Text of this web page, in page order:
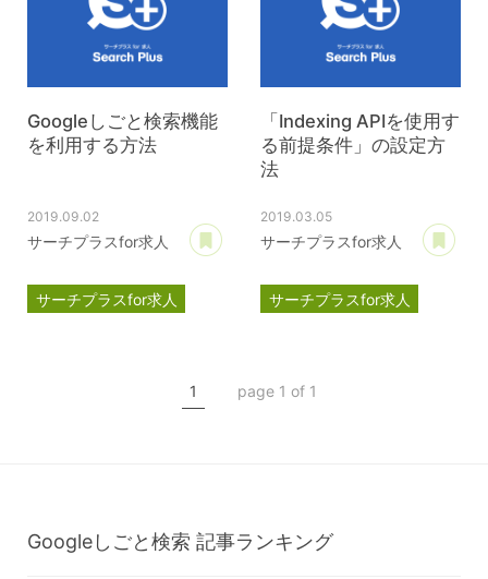
Googleしごと検索機能
を利用する方法
2019.09.02
サーチプラスfor求人
あとで読む
サーチプラスfor求人
「Indexing APIを使用す
る前提条件」の設定方
法
2019.03.05
サーチプラスfor求人
サーチプラスfor求人
1 page 1 of 1
Googleしごと検索 記事ランキング